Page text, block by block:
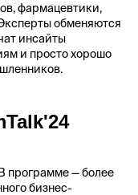
фармацевтики,
обменяются
инсайты
и просто хорошо
программе — более
бизнес-